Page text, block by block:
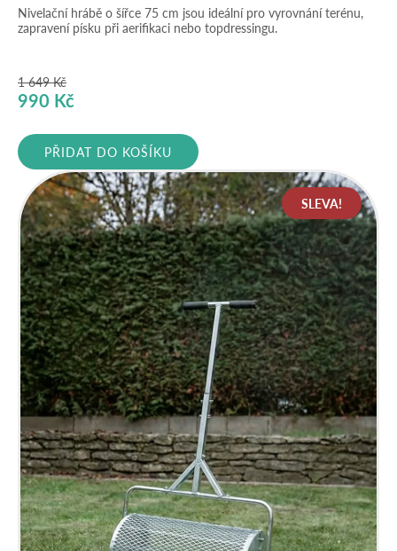
Nivelační hrábě o šířce 75 cm jsou ideální pro vyrovnání terénu,
zapravení písku při aerifikaci nebo topdressingu.
1 649Kč
Původní
byla:
1
649 Kč.
990 Kč
je:
990 Kč.
PŘIDAT DO KOŠÍKU
SLEVA!